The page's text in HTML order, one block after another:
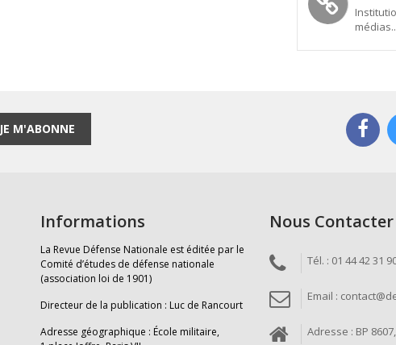
JE M'ABONNE
Informations
La Revue Défense Nationale est éditée par le
Comité d’études de défense nationale
(association loi de 1901)
Directeur de la publication : Luc de Rancourt
Adresse géographique : École militaire,
Nous Contacter
Tél. : 01 44 42 31
Email :
Adresse : BP